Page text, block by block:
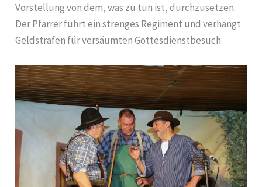
Vorstellung von dem, was zu tun ist, durchzusetzen.
Der Pfarrer führt ein strenges Regiment und verhängt
Geldstrafen für versäumten Gottesdienstbesuch.